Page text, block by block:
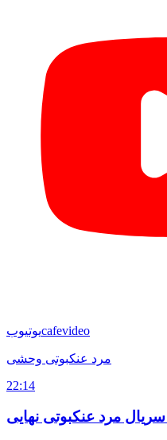
یوتیوبcafevideo
مرد عنکبوتی وحشی
22:14